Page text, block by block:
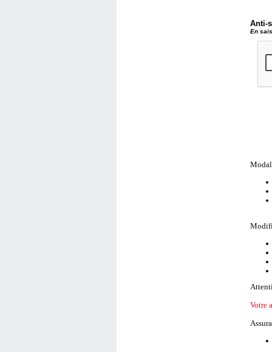
Anti-
En
Votre